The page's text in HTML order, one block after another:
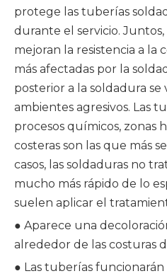
protege las tuberías
durante el servicio.
mejoran la resistencia a la
más afectadas por la
posterior a la soldadura
ambientes agresivos. Las
procesos químicos, zonas
costeras son las que más
casos, las soldaduras no
mucho más rápido de lo
suelen aplicar el
● Aparece una
alrededor de las costuras
● Las tuberías